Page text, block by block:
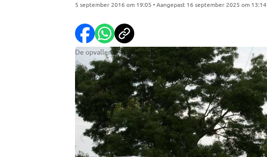
5 september 2016 om 19:05 • Aangepast 16 september 2025 om 13:14
De opvallende gestolen bussen